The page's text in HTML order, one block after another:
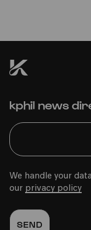
kphil news
We handle your
our privacy policy